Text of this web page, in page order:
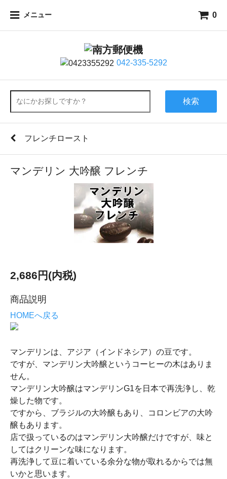
メニュー 0
042-335-5292
検索
フレンチロースト
マンデリン 大吟醸 フレンチ
2,686円(内税)
商品説明
HOMEへ戻る
マンデリンは、アジア（インドネシア）の豆です。
ですが、マンデリン大吟醸というコーヒーの木はありま
せん。
マンデリン大吟醸はマンデリンG1を日本で再洗浄し、乾
燥した物です。
ですから、ブラジルの大吟醸もあり、コロンビアの大吟
醸もあります。
店で扱っているのはマンデリン大吟醸だけですが、味と
してはクリーンな味になります。
再洗浄して豆に着いている余分な物が取れるからでは無
いかと思います。